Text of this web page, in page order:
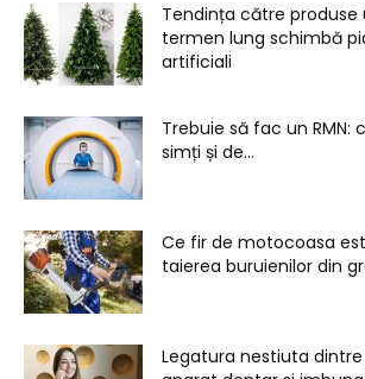
Tendința către produse
termen lung schimbă
artificiali
Trebuie să fac un RMN:
simți și de...
Ce fir de motocoasa
taierea buruienilor din
Legatura nestiuta